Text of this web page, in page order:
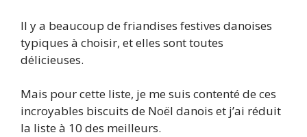
Il y a beaucoup de friandises festives danoises
typiques à choisir, et elles sont toutes
délicieuses.
Mais pour cette liste, je me suis contenté de ces
incroyables biscuits de Noël danois et j’ai réduit
la liste à 10 des meilleurs.